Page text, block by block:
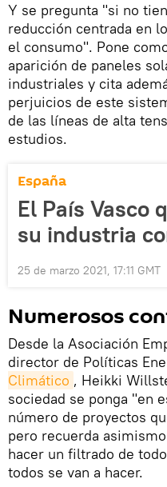
Y se pregunta "si no
reducción centrada en
el consumo". Pone
aparición de paneles
industriales y cita
perjuicios de este
de las líneas de alta
estudios.
España
El País Vasco
su industria
25 de marzo 2021, 17:11 GMT
Numerosos
Desde la Asociación
director de Políticas
Climático , Heikki
sociedad se ponga "en
número de proyectos
pero recuerda
hacer un filtrado de
todos se van a hacer.